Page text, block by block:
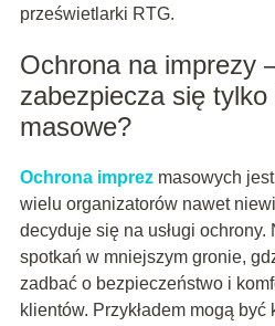
prześwietlarki RTG.
Ochrona na imprezy
zabezpiecza się
masowe?
Ochrona imprezmasowych
wielu organizatorów nawet
decyduje się na usługi
spotkań w mniejszym gronie,
zadbać o bezpieczeństwo i
klientów. Przykładem mogą być